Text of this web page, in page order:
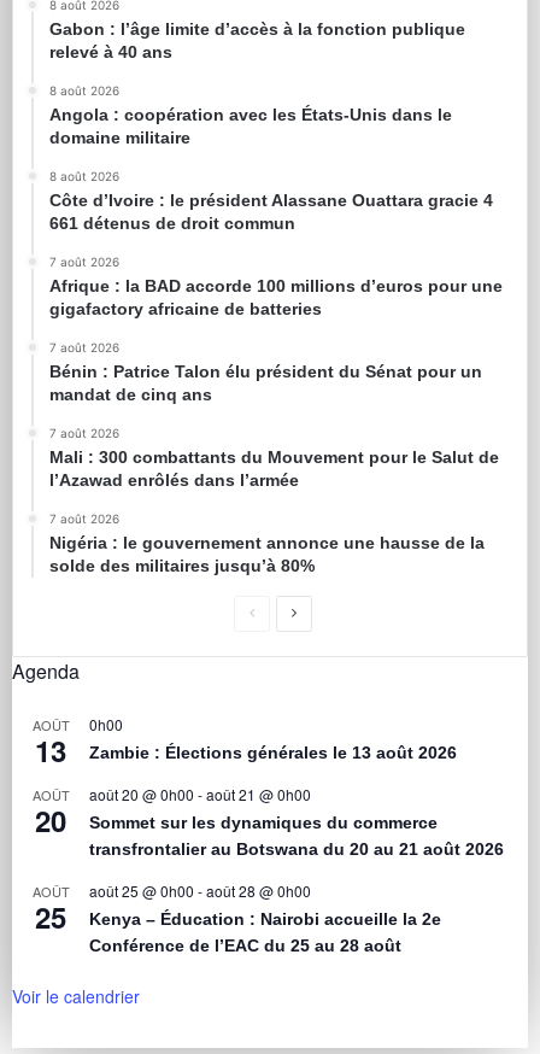
8 août 2026
Gabon : l’âge limite d’accès à la fonction publique
relevé à 40 ans
8 août 2026
Angola : coopération avec les États-Unis dans le
domaine militaire
8 août 2026
Côte d’Ivoire : le président Alassane Ouattara gracie 4
661 détenus de droit commun
7 août 2026
Afrique : la BAD accorde 100 millions d’euros pour une
gigafactory africaine de batteries
7 août 2026
Bénin : Patrice Talon élu président du Sénat pour un
mandat de cinq ans
7 août 2026
Mali : 300 combattants du Mouvement pour le Salut de
l’Azawad enrôlés dans l’armée
7 août 2026
Nigéria : le gouvernement annonce une hausse de la
solde des militaires jusqu’à 80%
Agenda
AOÛT
13
0h00
Zambie : Élections générales le 13 août 2026
AOÛT
20
août 20 @ 0h00 -août 21 @ 0h00
Sommet sur les dynamiques du commerce
transfrontalier au Botswana du 20 au 21 août 2026
AOÛT
25
août 25 @ 0h00 -août 28 @ 0h00
Kenya – Éducation : Nairobi accueille la 2e
Conférence de l’EAC du 25 au 28 août
Voir le calendrier